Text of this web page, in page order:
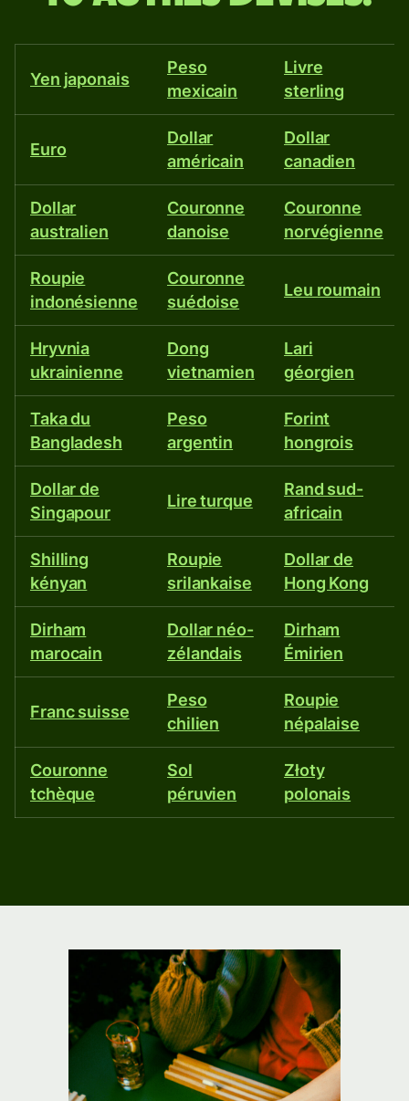
népalaise
et
de
40
autres
devises.
Yen japonais
Peso
mexicain
Livre
sterling
Euro
Dollar
américain
Dollar
canadien
Dollar
australien
Couronne
danoise
Couronne
norvégienne
Roupie
indonésienne
Couronne
suédoise
Leu roumain
Hryvnia
ukrainienne
Dong
vietnamien
Lari
géorgien
Taka du
Bangladesh
Peso
argentin
Forint
hongrois
Dollar de
Singapour
Lire turque
Rand sud-
africain
Shilling
kényan
Roupie
srilankaise
Dollar de
Hong Kong
Dirham
marocain
Dollar néo-
zélandais
Dirham
Émirien
Franc suisse
Peso
chilien
Roupie
népalaise
Couronne
tchèque
Sol
péruvien
Złoty
polonais